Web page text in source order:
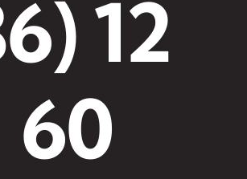
12
60